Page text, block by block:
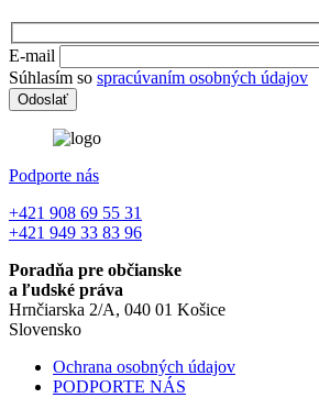
segregácie rómskych detí z Malého Slivníka
Prejsť na všetky súdne rozhodnutia
Prihláste sa na odber noviniek
E-mail
Súhlasím sospracúvaním osobných údajov
Podporte nás
+421 908 69 55 31
+421 949 33 83 96